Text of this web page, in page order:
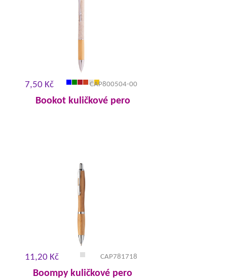
7,50 Kč CAP800504-00
Bookot kuličkové pero
11,20 Kč CAP781718
Boompy kuličkové pero